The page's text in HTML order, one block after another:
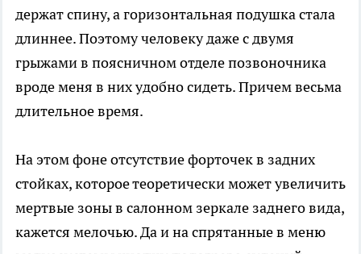
держат спину, а горизонтальная подушка стала
длиннее. Поэтому человеку даже с двумя
грыжами в поясничном отделе позвоночника
вроде меня в них удобно сидеть. Причем весьма
длительное время.
На этом фоне отсутствие форточек в задних
стойках, которое теоретически может увеличить
мертвые зоны в салонном зеркале заднего вида,
кажется мелочью. Да и на спрятанные в меню